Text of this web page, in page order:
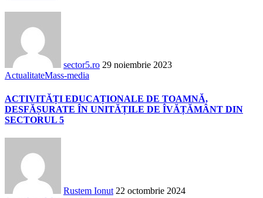
sector5.ro 29 noiembrie 2023
ActualitateMass-media
ACTIVITĂȚI EDUCAȚIONALE DE TOAMNĂ,
DESFĂȘURATE ÎN UNITĂȚILE DE ÎVĂȚĂMÂNT DIN
SECTORUL 5
Rustem Ionut 22 octombrie 2024